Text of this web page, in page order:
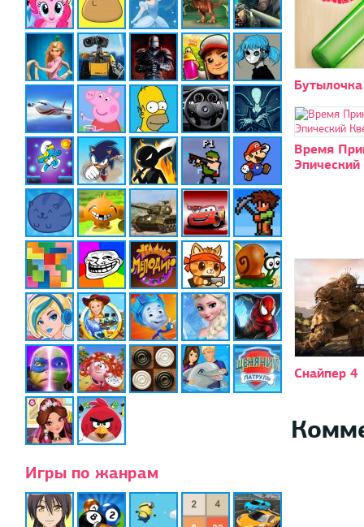
Игры по жанрам
Бутылочка
Время
Эпический
Снайпер 4